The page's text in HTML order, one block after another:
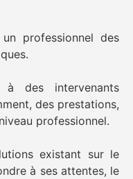
professionnel des
des intervenants
des prestations,
professionnel.
existant sur le
à ses attentes, le